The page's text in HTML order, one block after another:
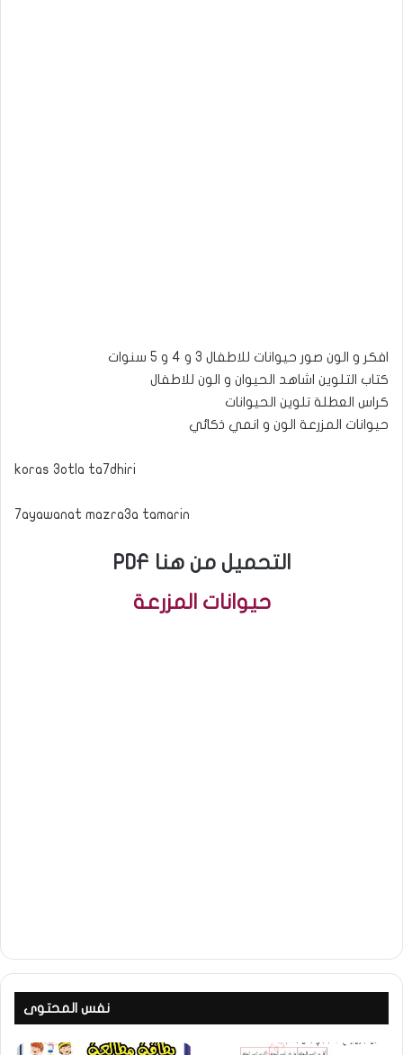
افكر و الون صور حيوانات للاطفال 3 و 4 و 5 سنوات
كتاب التلوين اشاهد الحيوان و الون للاطفال
كراس العطلة تلوين الحيوانات
حيوانات المزرعة الون و انمي ذكائي
koras 3otla ta7dhiri
7ayawanat mazra3a tamarin
PDF التحميل من هنا
حيوانات المزرعة
نفس المحتوى